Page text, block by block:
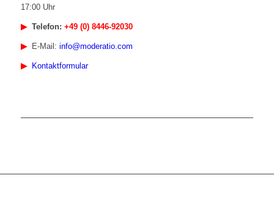
17:00 Uhr
▶︎Telefon: +49 (0) 8446-92030
▶︎ E-Mail: info@moderatio.com
▶︎ Kontaktformular